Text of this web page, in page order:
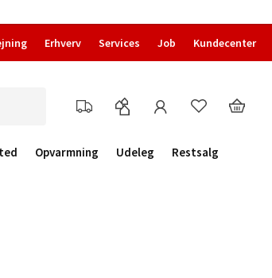
Erhverv Services Job Kundecenter
Opvarmning Udeleg
Restsalg